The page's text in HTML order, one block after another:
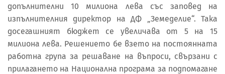
допълнителни 10 милиона лева със заповед на
изпълнителния директор на ДФ „Земеделие“. Така
досегашният бюджет се увеличава от 5 на 15
милиона лева. Решението бе взето на постоянната
работна група за решаване на въпроси, свързани с
прилагането на Национална програма за подпомагане